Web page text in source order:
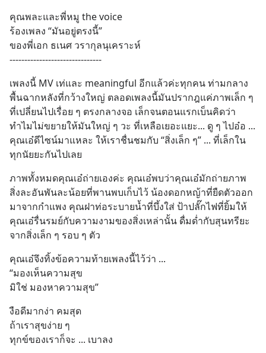
คุณพละและพี่หมู the voice
ร้องเพลง “มันอยู่ตรงนี้”
ของพี่เอก ธเนศ วรากุลนุเคราะห์
-------------------------------
เพลงนี้ MV เท่และ meaningful อีกแล้วค่ะทุกคน ท่ามกลาง
พื้นฉากหลังที่กว้างใหญ่ ตลอดเพลงนี้มันปรากฎแค่ภาพเล็ก ๆ
ที่เปลี่ยนไปเรื่อย ๆ ตรงกลางจอ เล็กจนตอนแรกเบ็นคิดว่า
ทำไมไม่ขยายให้มันใหญ่ ๆ วะ ที่เหลือเยอะแยะ... ดู ๆ ไปอ๋อ ...
คุณเอ๋ดีไซน์มาแหละ ให้เราชื่นชมกับ “สิ่งเล็ก ๆ” ... ที่เล็กใน
ทุกนัยยะกันไปเลย
ภาพทั้งหมดคุณเอ๋ถ่ายเองค่ะ คุณเอ๋พบว่าคุณเอ๋มักถ่ายภาพ
สิ่งละอันพันละน้อยที่พานพบเก็บไว้ น้องดอกหญ้าที่ยืดตัวออก
มาจากกำแพง คุณฝาท่อระบายน้ำที่บึ้งใส่ ป้าปลั๊กไฟที่ยิ้มให้
คุณเอ๋รื่นรมย์กับความงามของสิ่งเหล่านั้น ดื่มด่ำกับสุนทรียะ
จากสิ่งเล็ก ๆ รอบ ๆ ตัว
คุณเอ๋จึงทิ้งข้อความท้ายเพลงนี้ไว้ว่า ...
“มองเห็นความสุข
มิใช่ มองหาความสุข”
งือดีมากง่า คมสุด
ถ้าเราสุขง่าย ๆ
ทุกข์ของเราก็จะ ... เบาลง